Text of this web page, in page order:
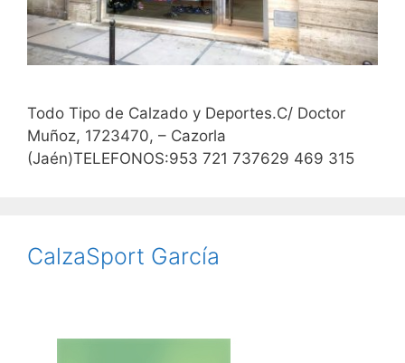
Todo Tipo de Calzado y Deportes.C/ Doctor
Muñoz, 1723470, – Cazorla
(Jaén)TELEFONOS:953 721 737629 469 315
CalzaSport García